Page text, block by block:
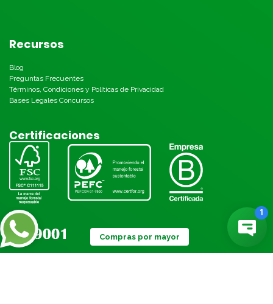
Recursos
Blog
Preguntas Frecuentes
Términos, Condiciones y Políticas de Privacidad
Bases Legales Concursos
Certificaciones
Compras por mayor